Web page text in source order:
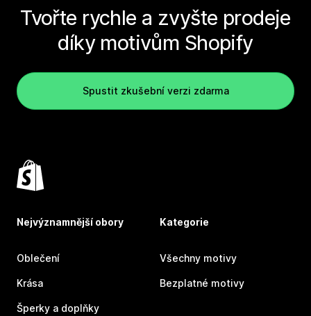
Tvořte rychle a zvyšte prodeje
díky motivům Shopify
Spustit zkušební verzi zdarma
Nejvýznamnější obory
Oblečení
Krása
Šperky a doplňky
Kategorie
Všechny motivy
Bezplatné motivy